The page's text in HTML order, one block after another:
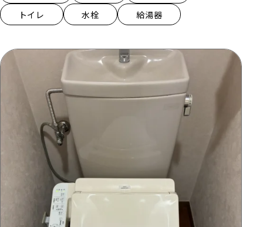
トイレ
水栓 給湯器